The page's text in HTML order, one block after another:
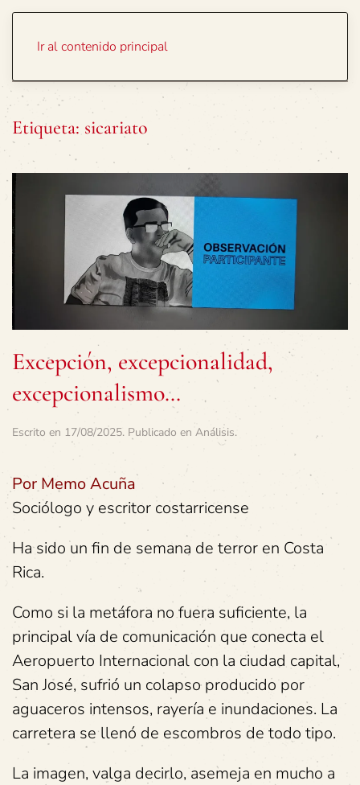
Ir al contenido principal
Etiqueta: sicariato
Excepción, excepcionalidad,
excepcionalismo…
Escrito en 17/08/2025. Publicado en Análisis.
Por Memo Acuña
Sociólogo y escritor costarricense
Ha sido un fin de semana de terror en Costa
Rica.
Como si la metáfora no fuera suficiente, la
principal vía de comunicación que conecta el
Aeropuerto Internacional con la ciudad capital,
San José, sufrió un colapso producido por
aguaceros intensos, rayería e inundaciones. La
carretera se llenó de escombros de todo tipo.
La imagen, valga decirlo, asemeja en mucho a